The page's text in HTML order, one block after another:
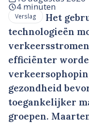
4 minuten
Verslag
Het
technologieën
efficiënter
gezondheid
toegankelijker
groepen.